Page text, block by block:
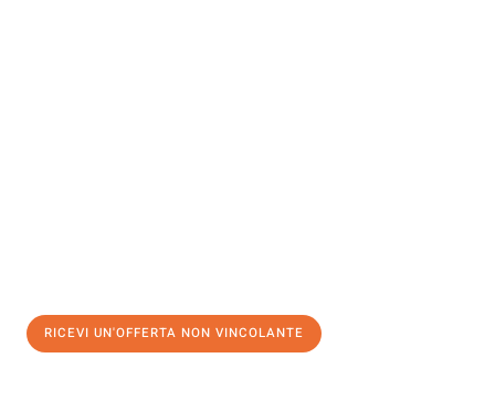
RICEVI UN'OFFERTA NON VINCOLANTE